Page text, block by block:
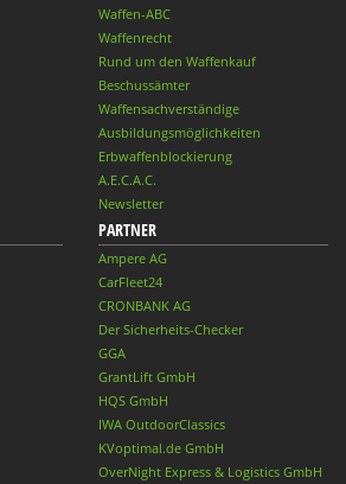
Waffen-ABC
Waffenrecht
Rund um den Waffenkauf
Beschussämter
Waffensachverständige
Ausbildungsmöglichkeiten
Erbwaffenblockierung
A.E.C.A.C.
Newsletter
PARTNER
Ampere AG
CarFleet24
CRONBANK AG
Der Sicherheits-Checker
GGA
GrantLift GmbH
HQS GmbH
IWA OutdoorClassics
KVoptimal.de GmbH
OverNight Express & Logistics GmbH